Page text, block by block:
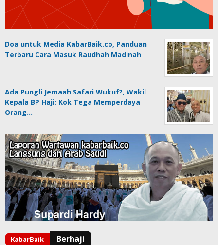
Doa untuk Media KabarBaik.co, Panduan
Terbaru Cara Masuk Raudhah Madinah
Ada Pungli Jemaah Safari Wukuf?, Wakil
Kepala BP Haji: Kok Tega Memperdaya
Orang…